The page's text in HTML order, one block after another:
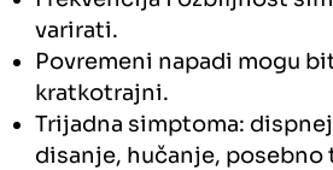
varirati.
Povremeni napadi mogu
kratkotrajni.
Trijadna simptoma:
disanje, hučanje, posebno